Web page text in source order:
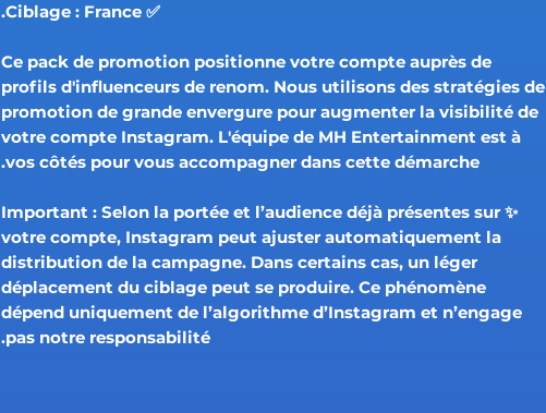
✅ Ciblage : France.
Ce pack de promotion positionne votre compte auprès de
profils d'influenceurs de renom. Nous utilisons des stratégies de
promotion de grande envergure pour augmenter la visibilité de
votre compte Instagram. L'équipe de MH Entertainment est à
vos côtés pour vous accompagner dans cette démarche.
✨
Important : Selon la portée et l’audience déjà présentes sur
votre compte, Instagram peut ajuster automatiquement la
distribution de la campagne. Dans certains cas, un léger
déplacement du ciblage peut se produire. Ce phénomène
dépend uniquement de l’algorithme d’Instagram et n’engage
pas notre responsabilité.